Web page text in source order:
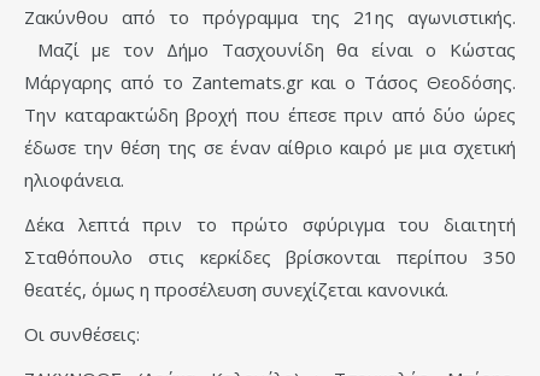
Ζακύνθου από το πρόγραμμα της 21ης αγωνιστικής.
Μαζί με τον Δήμο Τασχουνίδη θα είναι ο Κώστας
Μάργαρης από το Ζantemats.gr και ο Τάσος Θεοδόσης.
Την καταρακτώδη βροχή που έπεσε πριν από δύο ώρες
έδωσε την θέση της σε έναν αίθριο καιρό με μια σχετική
ηλιοφάνεια.
Δέκα λεπτά πριν το πρώτο σφύριγμα του διαιτητή
Σταθόπουλο στις κερκίδες βρίσκονται περίπου 350
θεατές, όμως η προσέλευση συνεχίζεται κανονικά.
Οι συνθέσεις: